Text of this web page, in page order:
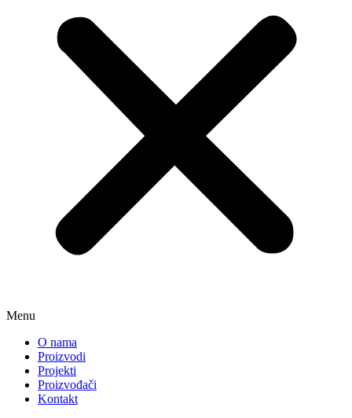
Menu
O nama
Proizvodi
Projekti
Proizvođači
Kontakt